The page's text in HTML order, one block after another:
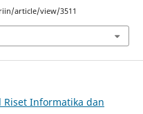
article/view/3511
Riset Informatika dan